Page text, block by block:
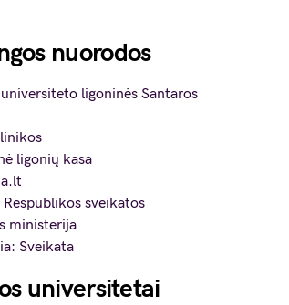
nuorodos
ligoninės Santaros
ligonių kasa
Respublikos sveikatos
ministerija
Sveikata
universitetai